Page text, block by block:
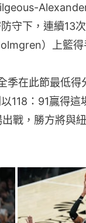
守下，連續13
）上籃得
季在此節最低
118：91贏得這
戰，勝方將與